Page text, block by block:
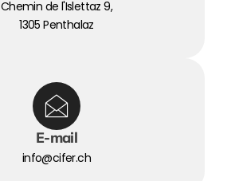
Chemin de l'Islettaz 9,
1305 Penthalaz
E-mail
info@cifer.ch